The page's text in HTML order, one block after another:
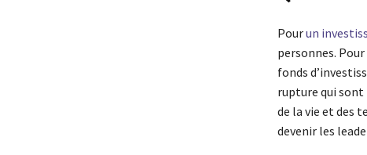
Pourun
personnes.
fonds
rupture qui sont
de la vie et des
devenir les